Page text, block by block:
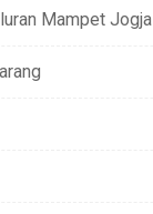
Mampet Jogja